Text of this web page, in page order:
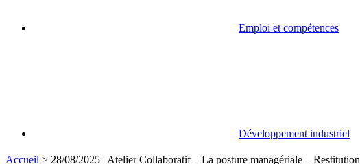
Emploi et compétences
Développement industriel
Accueil > 28/08/2025 | Atelier Collaboratif – La posture managériale – Restitution